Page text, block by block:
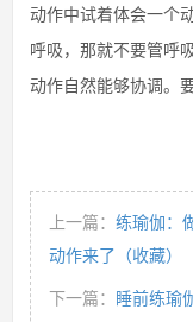
动作中试着体会一个
呼吸，那就不要管呼
动作自然能够协调。
上一篇： 练瑜伽：
动作来了（收藏）
下一篇： 睡前练瑜